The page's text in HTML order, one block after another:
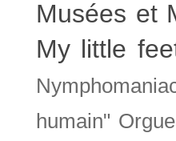
Musées et
My little
humain"